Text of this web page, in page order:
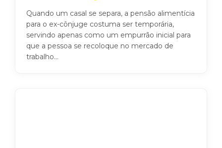
Quando um casal se separa, a pensão alimentícia
para o ex-cônjuge costuma ser temporária,
servindo apenas como um empurrão inicial para
que a pessoa se recoloque no mercado de
trabalho…